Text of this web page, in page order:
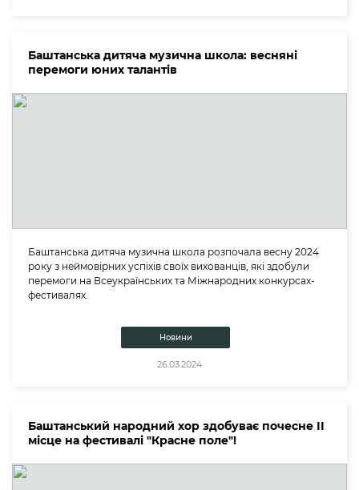
Баштанська дитяча музична школа: весняні
перемоги юних талантів
Баштанська дитяча музична школа розпочала весну 2024
року з неймовірних успіхів своїх вихованців, які здобули
перемоги на Всеукраїнських та Міжнародних конкурсах-
фестивалях.
Новини
26.03.2024
Баштанський народний хор здобуває почесне ІІ
місце на фестивалі "Красне поле"!